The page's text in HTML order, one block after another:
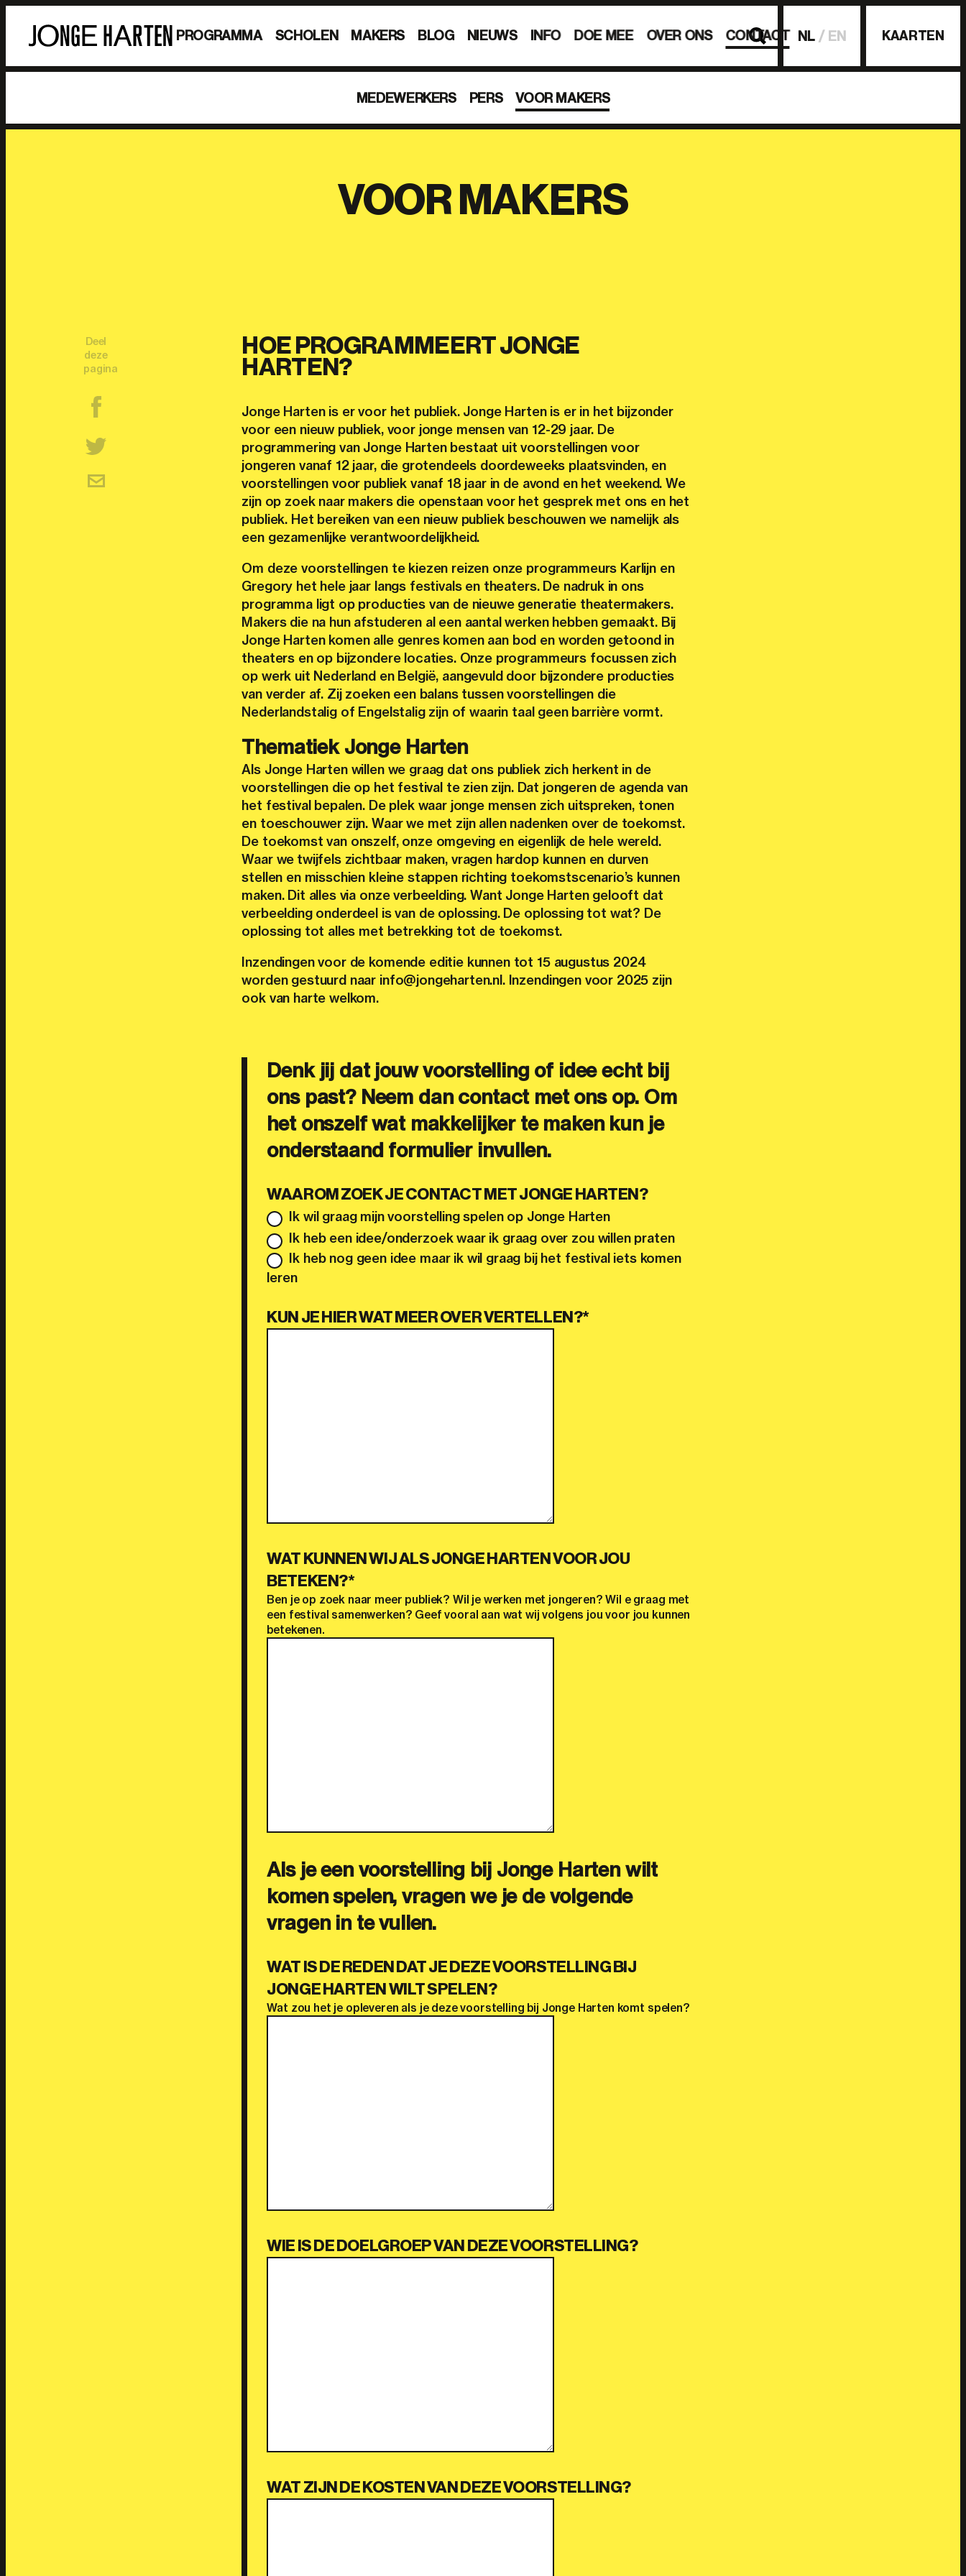
NL EN KAARTEN
PROGRAMMA SCHOLEN MAKERS BLOG NIEUWS INFO DOE MEE OVER ONS CONTACT
MEDEWERKERS PERS VOOR MAKERS
VOOR MAKERS
HOE PROGRAMMEERT JONGE
HARTEN?
Jonge Harten is er voor het publiek. Jonge Harten is er in het bijzonder
voor een nieuw publiek, voor jonge mensen van 12-29 jaar. De
programmering van Jonge Harten bestaat uit voorstellingen voor
jongeren vanaf 12 jaar, die grotendeels doordeweeks plaatsvinden, en
voorstellingen voor publiek vanaf 18 jaar in de avond en het weekend. We
zijn op zoek naar makers die openstaan voor het gesprek met ons en het
publiek. Het bereiken van een nieuw publiek beschouwen we namelijk als
een gezamenlijke verantwoordelijkheid.
Om deze voorstellingen te kiezen reizen onze programmeurs Karlijn en
Gregory het hele jaar langs festivals en theaters. De nadruk in ons
programma ligt op producties van de nieuwe generatie theatermakers.
Makers die na hun afstuderen al een aantal werken hebben gemaakt. Bij
Jonge Harten komen alle genres komen aan bod en worden getoond in
theaters en op bijzondere locaties. Onze programmeurs focussen zich
op werk uit Nederland en België, aangevuld door bijzondere producties
van verder af. Zij zoeken een balans tussen voorstellingen die
Nederlandstalig of Engelstalig zijn of waarin taal geen barrière vormt.
Thematiek Jonge Harten
Als Jonge Harten willen we graag dat ons publiek zich herkent in de
voorstellingen die op het festival te zien zijn. Dat jongeren de agenda van
het festival bepalen. De plek waar jonge mensen zich uitspreken, tonen
en toeschouwer zijn. Waar we met zijn allen nadenken over de toekomst.
De toekomst van onszelf, onze omgeving en eigenlijk de hele wereld.
Waar we twijfels zichtbaar maken, vragen hardop kunnen en durven
stellen en misschien kleine stappen richting toekomstscenario’s kunnen
maken. Dit alles via onze verbeelding. Want Jonge Harten gelooft dat
verbeelding onderdeel is van de oplossing. De oplossing tot wat? De
oplossing tot alles met betrekking tot de toekomst.
Inzendingen voor de komende editie kunnen tot 15 augustus 2024
worden gestuurd naar info@jongeharten.nl. Inzendingen voor 2025 zijn
ook van harte welkom.
Denk jij dat jouw voorstelling of idee echt bij
ons past? Neem dan contact met ons op. Om
het onszelf wat makkelijker te maken kun je
onderstaand formulier invullen.
WAAROM ZOEK JE CONTACT MET JONGE HARTEN?
Ik wil graag mijn voorstelling spelen op Jonge Harten
Ik heb een idee/onderzoek waar ik graag over zou willen praten
Ik heb nog geen idee maar ik wil graag bij het festival iets komen
leren
KUN JE HIER WAT MEER OVER VERTELLEN?*
WAT KUNNEN WIJ ALS JONGE HARTEN VOOR JOU
BETEKEN?*
Ben je op zoek naar meer publiek? Wil je werken met jongeren? Wil e graag met
een festival samenwerken? Geef vooral aan wat wij volgens jou voor jou kunnen
betekenen.
Als je een voorstelling bij Jonge Harten wilt
komen spelen, vragen we je de volgende
vragen in te vullen.
WAT IS DE REDEN DAT JE DEZE VOORSTELLING BIJ
JONGE HARTEN WILT SPELEN?
Wat zou het je opleveren als je deze voorstelling bij Jonge Harten komt spelen?
WIE IS DE DOELGROEP VAN DEZE VOORSTELLING?
WAT ZIJN DE KOSTEN VAN DEZE VOORSTELLING?
Deel
deze
pagina